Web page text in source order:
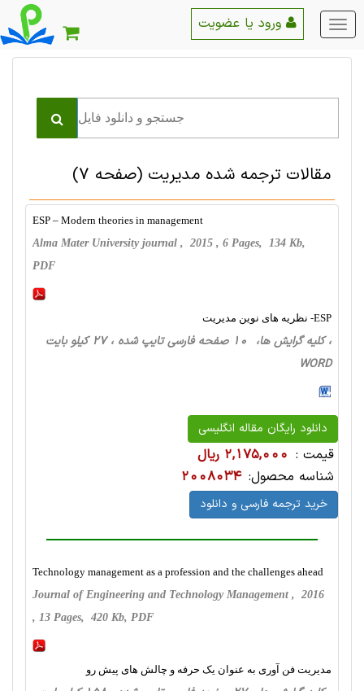
منو
اصلی
مقالات ترجمه شده مديريت (صفحه 7)
ESP – Modern theories in management
Alma Mater University journal , 2015 , 6 Pages, 134 Kb,
PDF
ESP- نظریه های نوین مدیریت
، کلیه گرایش ها، 10 صفحه فارسی تایپ شده ، 27 کیلو بایت
WORD
دانلود رایگان مقاله انگلیسی
قیمت : 2,175,000 ریال
شناسه محصول: 2008034
خرید ترجمه فارسی و دانلود
Technology management as a profession and the challenges ahead
Journal of Engineering and Technology Management , 2016
, 13 Pages, 420 Kb, PDF
مدیریت فن آوری به عنوان یک حرفه و چالش های پیش رو